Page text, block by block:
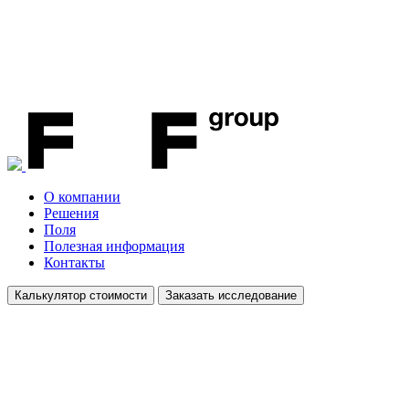
О компании
Решения
Поля
Полезная информация
Контакты
Калькулятор стоимости Заказать исследование